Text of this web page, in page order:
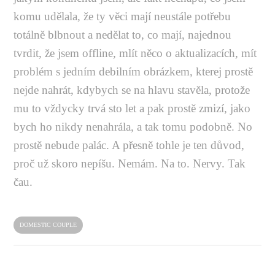
komu udělala, že ty věci mají neustále potřebu
totálně blbnout a nedělat to, co mají, najednou
tvrdit, že jsem offline, mlít něco o aktualizacích, mít
problém s jedním debilním obrázkem, kterej prostě
nejde nahrát, kdybych se na hlavu stavěla, protože
mu to vždycky trvá sto let a pak prostě zmizí, jako
bych ho nikdy nenahrála, a tak tomu podobně. No
prostě nebude palác. A přesně tohle je ten důvod,
proč už skoro nepíšu. Nemám. Na to. Nervy. Tak
čau.
DOMESTIC COUPLE